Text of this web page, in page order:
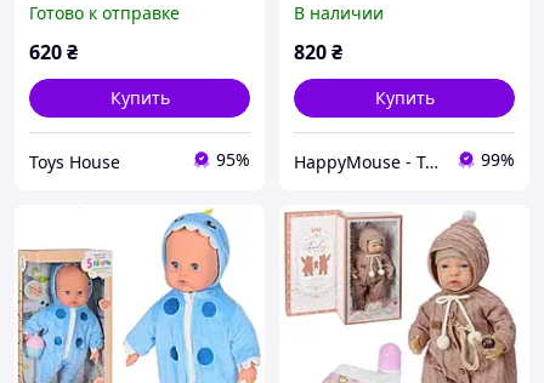
Готово к отправке
620₴
Купить
Toys House 95%
мягконабивной, соска, в
одежде
В наличии
820₴
Купить
HappyMouse - Только лучшие игрушки по доступным ценам💛 99%